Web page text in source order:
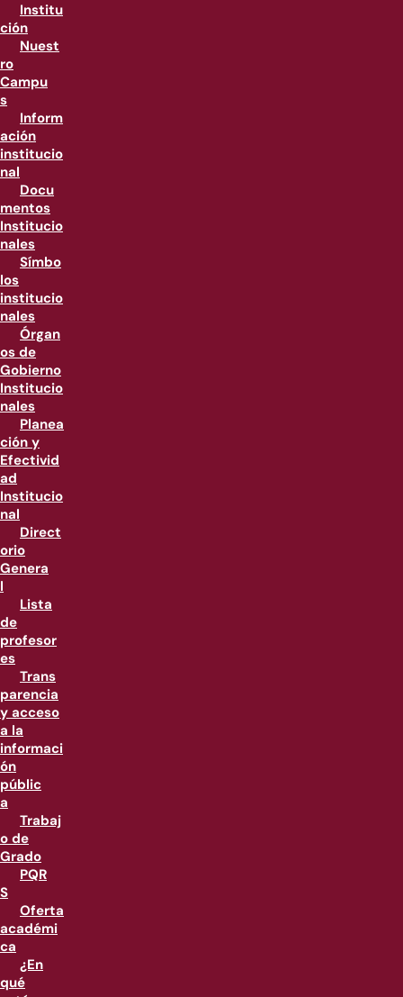
Institu
ción
Nuest
ro
Campu
s
Inform
ación
institucio
nal
Docu
mentos
Institucio
nales
Símbo
los
institucio
nales
Órgan
os de
Gobierno
Institucio
nales
Planea
ción y
Efectivid
ad
Institucio
nal
Direct
orio
Genera
l
Lista
de
profesor
es
Trans
parencia
y acceso
a la
informaci
ón
públic
a
Trabaj
o de
Grado
PQR
S
Oferta
académi
ca
¿En
qué